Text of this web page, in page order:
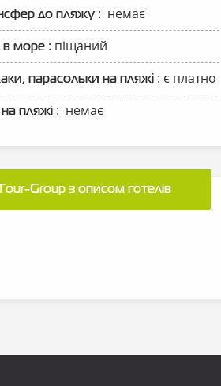
до пляжу : немає
в море : піщаний
парасольки на пляжі : є платно
пляжі : немає
Group з описом готелів